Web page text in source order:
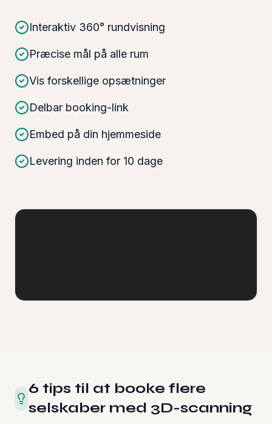
Interaktiv 360° rundvisning
Præcise mål på alle rum
Vis forskellige opsætninger
Delbar booking-link
Embed på din hjemmeside
Levering inden for 10 dage
6 tips til at booke flere
selskaber med 3D-scanning